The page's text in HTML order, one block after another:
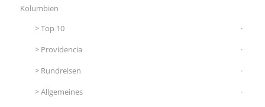
Kolumbien
Top 10
Providencia
Rundreisen
Allgemeines